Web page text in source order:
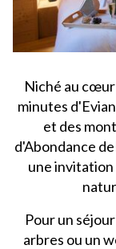
Niché au
minutes
et des
d'Abondance
une invitation
Pour un
arbres ou un